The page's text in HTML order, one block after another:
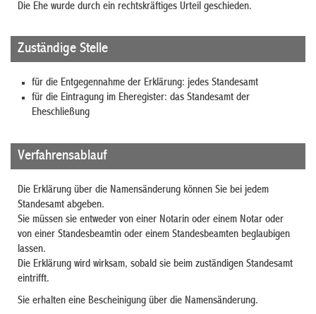
Die Ehe wurde durch ein rechtskräftiges Urteil geschieden.
Zuständige Stelle
für die Entgegennahme der Erklärung: jedes Standesamt
für die Eintragung im Eheregister: das Standesamt der
Eheschließung
Verfahrensablauf
Die Erklärung über die Namensänderung können Sie bei jedem
Standesamt abgeben.
Sie müssen sie entweder von einer Notarin oder einem Notar oder
von einer Standesbeamtin oder einem Standesbeamten beglaubigen
lassen.
Die Erklärung wird wirksam, sobald sie beim zuständigen Standesamt
eintrifft.
Sie erhalten eine Bescheinigung über die Namensänderung.